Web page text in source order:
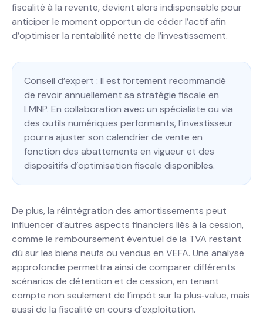
fiscalité à la revente, devient alors indispensable pour
anticiper le moment opportun de céder l’actif afin
d’optimiser la rentabilité nette de l’investissement.
Conseil d’expert : Il est fortement recommandé
de revoir annuellement sa stratégie fiscale en
LMNP. En collaboration avec un spécialiste ou via
des outils numériques performants, l’investisseur
pourra ajuster son calendrier de vente en
fonction des abattements en vigueur et des
dispositifs d’optimisation fiscale disponibles.
De plus, la réintégration des amortissements peut
influencer d’autres aspects financiers liés à la cession,
comme le remboursement éventuel de la TVA restant
dû sur les biens neufs ou vendus en VEFA. Une analyse
approfondie permettra ainsi de comparer différents
scénarios de détention et de cession, en tenant
compte non seulement de l’impôt sur la plus‐value, mais
aussi de la fiscalité en cours d’exploitation.